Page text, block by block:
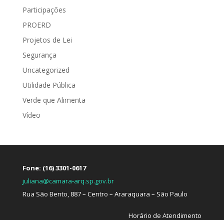
Participações
PROERD
Projetos de Lei
Segurança
Uncategorized
Utilidade Pública
Verde que Alimenta
Vídeo
Fone: (16) 3301-0617
juliana@camara-arq.sp.gov.br
Rua São Bento, 887 – Centro – Araraquara – São Paulo
Horário de Atendimento